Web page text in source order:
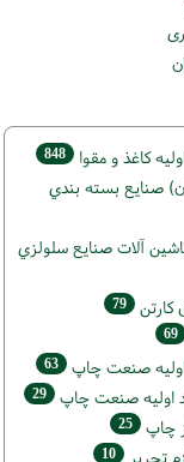
كاغذ و مقوا 848
صنايع بسته بندي
آلات صنايع سلولزي
79
69
اوليه صنعت چاپ 63
اوليه صنعت چاپ 29
چاپ 25
تحریر 10